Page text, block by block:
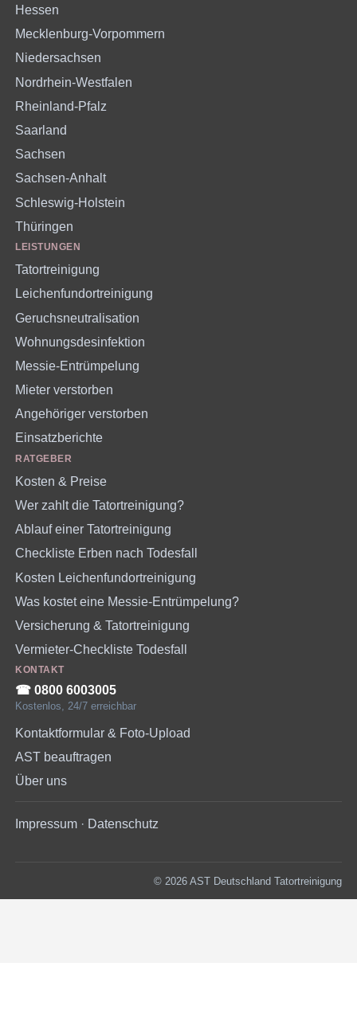
Hessen
Mecklenburg-Vorpommern
Niedersachsen
Nordrhein-Westfalen
Rheinland-Pfalz
Saarland
Sachsen
Sachsen-Anhalt
Schleswig-Holstein
Thüringen
LEISTUNGEN
Tatortreinigung
Leichenfundortreinigung
Geruchsneutralisation
Wohnungsdesinfektion
Messie-Entrümpelung
Mieter verstorben
Angehöriger verstorben
Einsatzberichte
RATGEBER
Kosten & Preise
Wer zahlt die Tatortreinigung?
Ablauf einer Tatortreinigung
Checkliste Erben nach Todesfall
Kosten Leichenfundortreinigung
Was kostet eine Messie-Entrümpelung?
Versicherung & Tatortreinigung
Vermieter-Checkliste Todesfall
KONTAKT
☎︎ 0800 6003005
Kostenlos, 24/7 erreichbar
Kontaktformular & Foto-Upload
AST beauftragen
Über uns
Impressum · Datenschutz
© 2026 AST Deutschland Tatortreinigung